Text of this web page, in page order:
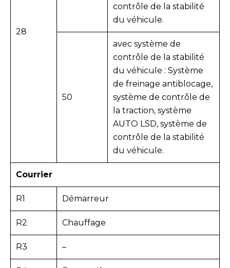
28
contrôle de la stabilité
du véhicule.
50
avec système de
contrôle de la stabilité
du véhicule : Système
de freinage antiblocage,
système de contrôle de
la traction, système
AUTO LSD, système de
contrôle de la stabilité
du véhicule.
Courrier
R1 Démarreur
R2 Chauffage
R3 –